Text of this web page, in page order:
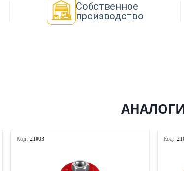
Собственное
производство
АНАЛОГИ
Код: 21003 Код: